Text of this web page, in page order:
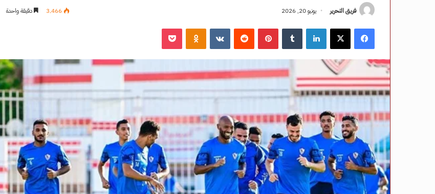
فريق التحرير يونيو 20, 2026 3٬466 دقيقة واحدة
فيسبوك ‫X لينكدإن بينتيريست ‏VKontakte